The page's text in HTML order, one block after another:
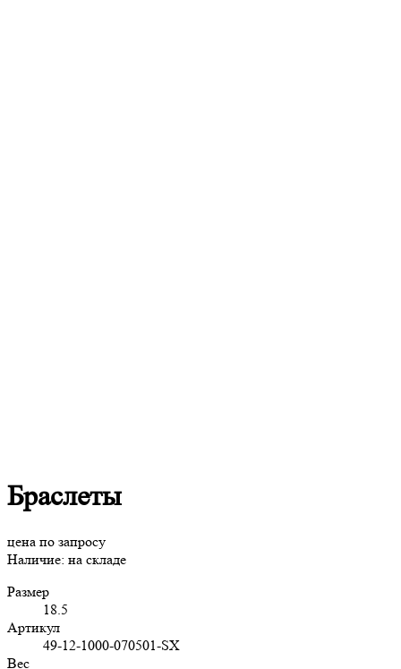
Браслеты
цена по запросу
Наличие: на складе
Размер
18.5
Артикул
49-12-1000-070501-SX
Вес